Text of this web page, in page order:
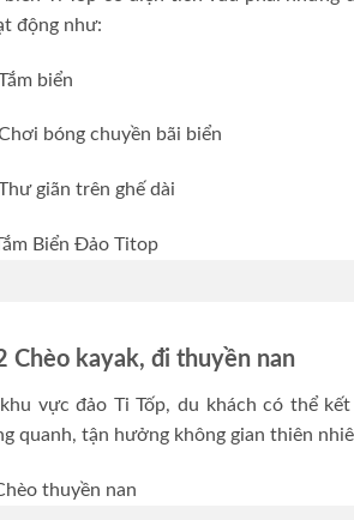
động như:
biển
bóng chuyền bãi biển
giãn trên ghế dài
Chèo kayak, đi thuyền nan
vực đảo Ti Tốp, du khách có thể
quanh, tận hưởng không gian thiên